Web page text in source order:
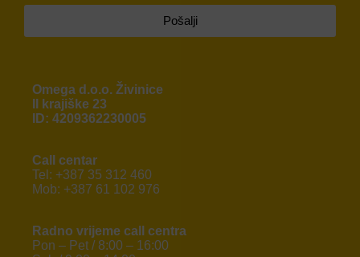
Pošalji
Omega d.o.o. Živinice
II krajiške 23
ID: 4209362230005
Call centar
Tel: +387 35 312 460
Mob: +387 61 102 976
Radno vrijeme call centra
Pon – Pet / 8:00 – 16:00